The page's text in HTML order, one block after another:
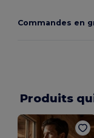
Commandes en
Produits